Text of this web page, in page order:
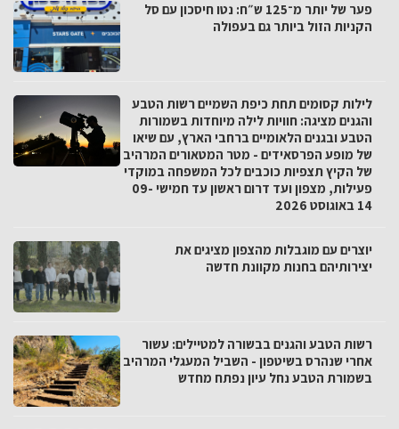
פער של יותר מ־125 ש״ח: נטו חיסכון עם סל
הקניות הזול ביותר גם בעפולה
לילות קסומים תחת כיפת השמיים רשות הטבע
והגנים מציגה: חוויות לילה מיוחדות בשמורות
הטבע ובגנים הלאומיים ברחבי הארץ, עם שיאו
של מופע הפרסאידים - מטר המטאורים המרהיב
של הקיץ תצפיות כוכבים לכל המשפחה במוקדי
פעילות, מצפון ועד דרום ראשון עד חמישי 09-
14 באוגוסט 2026
יוצרים עם מוגבלות מהצפון מציגים את
יצירותיהם בחנות מקוונת חדשה
רשות הטבע והגנים בבשורה למטיילים: עשור
אחרי שנהרס בשיטפון - השביל המעגלי המרהיב
בשמורת הטבע נחל עיון נפתח מחדש